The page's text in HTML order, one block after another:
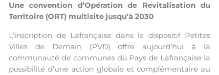
Une convention d’Opération de Revitalisation du
Territoire (ORT) multisite jusqu’à 2030
L’inscription de Lafrançaise dans le dispositif Petites
Villes de Demain (PVD) offre aujourd’hui à la
communauté de communes du Pays de Lafrançaise la
possibilité d’une action globale et complémentaire au